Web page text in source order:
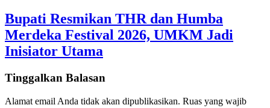
Bupati Resmikan THR dan Humba
Merdeka Festival 2026, UMKM Jadi
Inisiator Utama
Tinggalkan Balasan
Alamat email Anda tidak akan dipublikasikan. Ruas yang wajib